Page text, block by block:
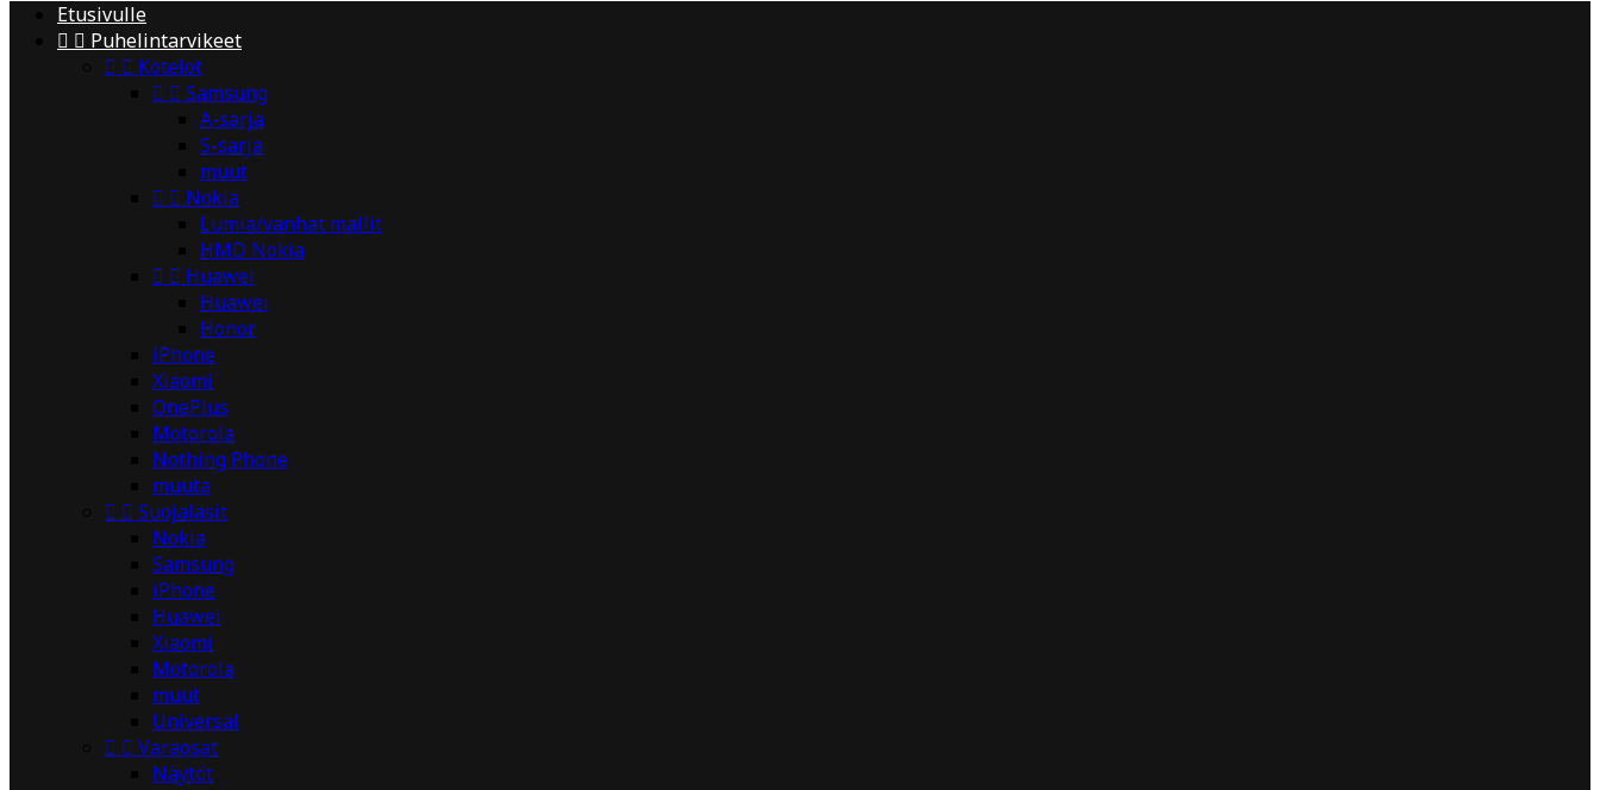
Etusivulle
  Puhelintarvikeet
  Kotelot
  Samsung
A-sarja
S-sarja
muut
  Nokia
Lumia/vanhat mallit
HMD Nokia
  Huawei
Huawei
Honor
iPhone
Xiaomi
OnePlus
Motorola
Nothing Phone
muuta
  Suojalasit
Nokia
Samsung
iPhone
Huawei
Xiaomi
Motorola
muut
Universal
  Varaosat
Näytöt